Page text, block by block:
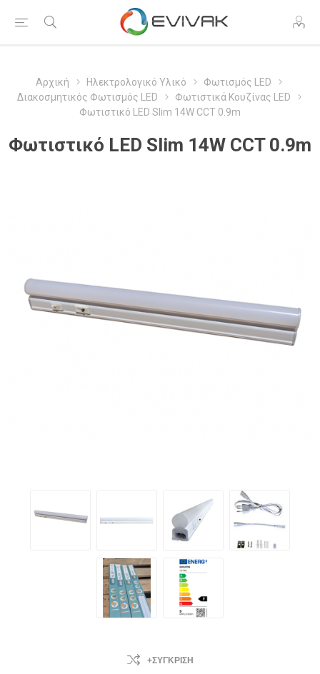
Αρχική Ηλεκτρολογικό Υλικό
Φωτισμός LED
Διακοσμητικός Φωτισμός LED
Φωτιστικά Κουζίνας LED
Φωτιστικό LED Slim 14W CCT 0.9m
Φωτιστικό LED Slim 14W CCT 0.9m
+ΣΎΓΚΡΙΣΗ